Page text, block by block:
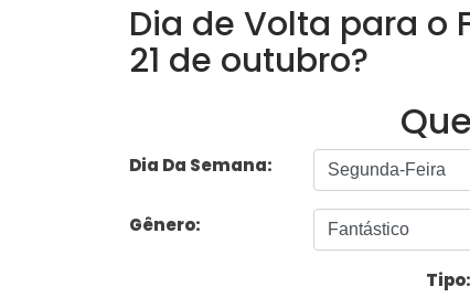
Dia de Volta para o
21 de outubro?
Dia Da Semana:
Gênero:
Tipo: